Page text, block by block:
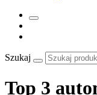
Szukaj
Top 3